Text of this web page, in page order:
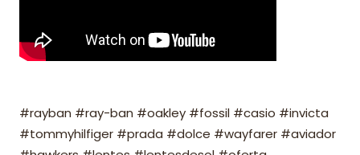
#rayban #ray-ban #oakley #fossil #casio #invicta
#tommyhilfiger #prada #dolce #wayfarer #aviador